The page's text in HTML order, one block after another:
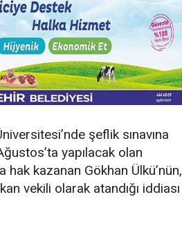
şeflik sınavına
yapılacak olan
hak kazanan Gökhan Ülkü’nün,
vekili olarak atandığı iddiası